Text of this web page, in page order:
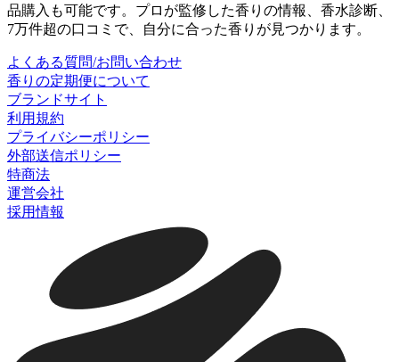
品購入も可能です。プロが監修した香りの情報、香水診断、
7万件超の口コミで、自分に合った香りが見つかります。
よくある質問/お問い合わせ
香りの定期便について
ブランドサイト
利用規約
プライバシーポリシー
外部送信ポリシー
特商法
運営会社
採用情報